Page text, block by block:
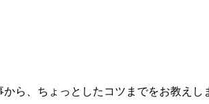
ら、ちょっとしたコツまでをお教えし